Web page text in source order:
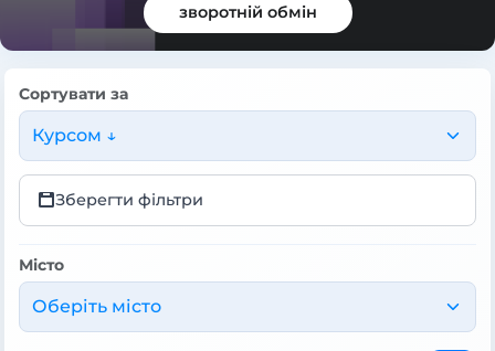
зворотній обмін
Сортувати за
Курсом ↓
Зберегти фільтри
Місто
Оберіть місто